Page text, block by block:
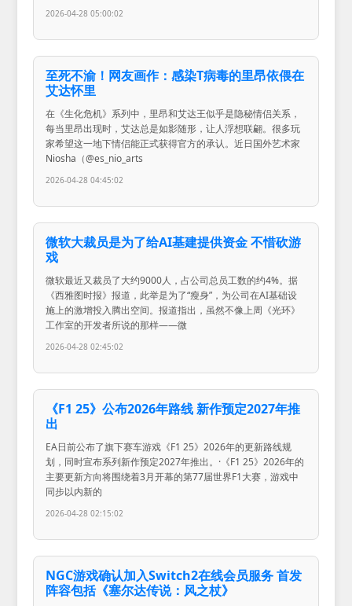
2026-04-28 05:00:02
至死不渝！网友画作：感染T病毒的里昂依偎在
艾达怀里
在《生化危机》系列中，里昂和艾达王似乎是隐秘情侣关系，
每当里昂出现时，艾达总是如影随形，让人浮想联翩。很多玩
家希望这一地下情侣能正式获得官方的承认。近日国外艺术家
Niosha（@es_nio_arts
2026-04-28 04:45:02
微软大裁员是为了给AI基建提供资金 不惜砍游
戏
微软最近又裁员了大约9000人，占公司总员工数的约4%。据
《西雅图时报》报道，此举是为了“瘦身”，为公司在AI基础设
施上的激增投入腾出空间。报道指出，虽然不像上周《光环》
工作室的开发者所说的那样——微
2026-04-28 02:45:02
《F1 25》公布2026年路线 新作预定2027年推
出
EA日前公布了旗下赛车游戏《F1 25》2026年的更新路线规
划，同时宣布系列新作预定2027年推出。·《F1 25》2026年的
主要更新方向将围绕着3月开幕的第77届世界F1大赛，游戏中
同步以内新的
2026-04-28 02:15:02
NGC游戏确认加入Switch2在线会员服务 首发
阵容包括《塞尔达传说：风之杖》